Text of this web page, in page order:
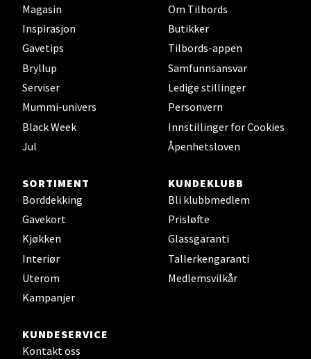
Magasin
Inspirasjon
Gavetips
Bryllup
Serviser
Mummi-univers
Black Week
Jul
Om Tilbords
Butikker
Tilbords-appen
Samfunnsansvar
Ledige stillinger
Personvern
Innstillinger for Cookies
Åpenhetsloven
SORTIMENT
Borddekking
Gavekort
Kjøkken
Interiør
Uterom
Kampanjer
KUNDEKLUBB
Bli klubbmedlem
Prisløfte
Glassgaranti
Tallerkengaranti
Medlemsvilkår
KUNDESERVICE
Kontakt oss
Steinkjer - Thon Senter Steinkjer
Sjøfartsgata 2, 7714 Steinkjer
Velg
Leirvik - Stord
Torgbakken 2, 5401 Stord
0 i butikk